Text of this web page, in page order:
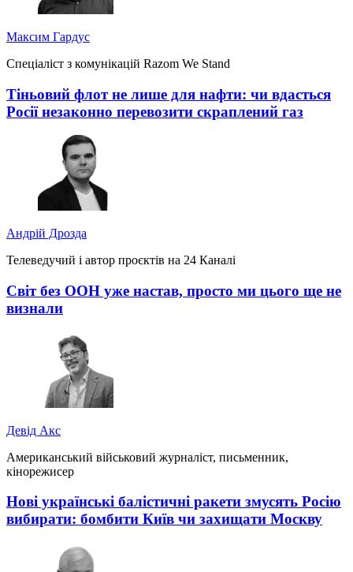
Максим Гардус
Спеціаліст з комунікацій Razom We Stand
Тіньовий флот не лише для нафти: чи вдасться
Росії незаконно перевозити скраплений газ
Андрій Дрозда
Телеведучий і автор проєктів на 24 Каналі
Світ без ООН уже настав, просто ми цього ще не
визнали
Девід Акс
Американський військовий журналіст, письменник,
кінорежисер
Нові українські балістичні ракети змусять Росію
вибирати: бомбити Київ чи захищати Москву